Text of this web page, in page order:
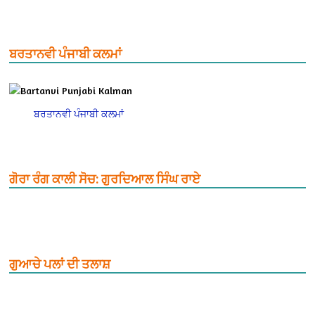
ਬਰਤਾਨਵੀ ਪੰਜਾਬੀ ਕਲਮਾਂ
ਬਰਤਾਨਵੀ ਪੰਜਾਬੀ ਕਲਮਾਂ
ਗੋਰਾ ਰੰਗ ਕਾਲੀ ਸੋਚ: ਗੁਰਦਿਆਲ ਸਿੰਘ ਰਾਏ
ਗੁਆਚੇ ਪਲਾਂ ਦੀ ਤਲਾਸ਼